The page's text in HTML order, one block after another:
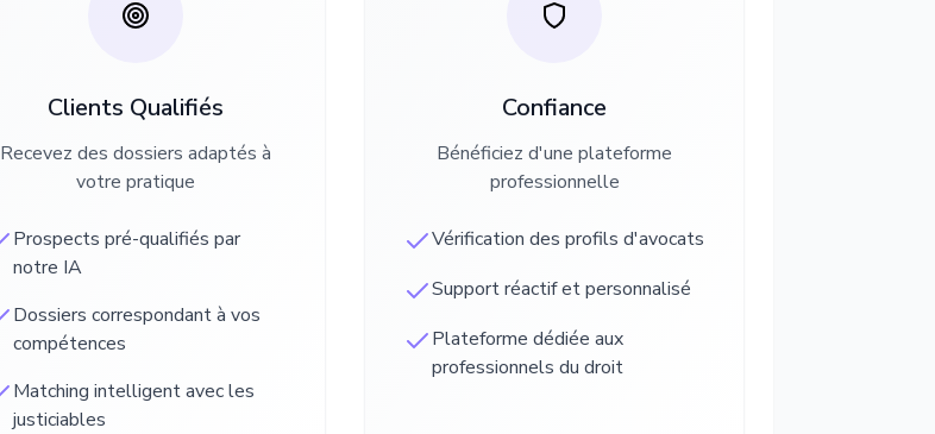
Clients Qualifiés
Recevez des dossiers adaptés à
votre pratique
Prospects pré-qualifiés par
notre IA
Dossiers correspondant à vos
compétences
Matching intelligent avec les
justiciables
Confiance
Bénéficiez d'une plateforme
professionnelle
Vérification des profils d'avocats
Support réactif et personnalisé
Plateforme dédiée aux
professionnels du droit